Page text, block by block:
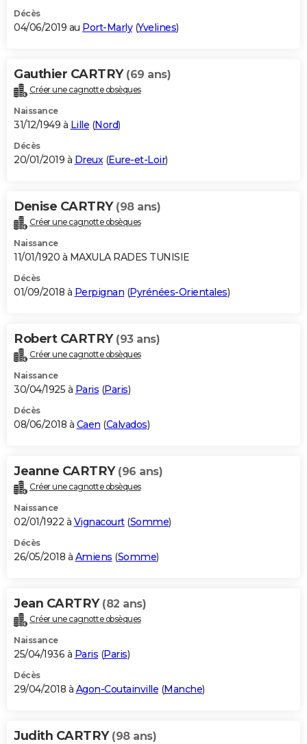
Décès
04/06/2019 au Port-Marly(Yvelines)
Gauthier CARTRY (69 ans)
Créer une cagnotte obsèques
Naissance
31/12/1949 à Lille (Nord)
Décès
20/01/2019 à Dreux(Eure-et-Loir)
Denise CARTRY (98 ans)
Créer une cagnotte obsèques
Naissance
11/01/1920 à MAXULA RADES TUNISIE
Décès
01/09/2018 à Perpignan (Pyrénées-Orientales)
Robert CARTRY (93 ans)
Créer une cagnotte obsèques
Naissance
30/04/1925 à Paris (Paris)
Décès
08/06/2018 à Caen (Calvados)
Jeanne CARTRY (96 ans)
Créer une cagnotte obsèques
Naissance
02/01/1922 à Vignacourt(Somme)
Décès
26/05/2018 à Amiens (Somme)
Jean CARTRY (82 ans)
Créer une cagnotte obsèques
Naissance
25/04/1936 à Paris (Paris)
Décès
29/04/2018 à Agon-Coutainville (Manche)
Judith CARTRY (98 ans)